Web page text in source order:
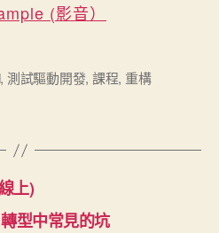
(影音）
, 測試驅動開發, 課程, 重構
上)
型中常見的坑